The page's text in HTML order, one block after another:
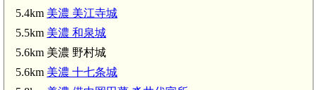
5.4km 美濃 美江寺城
5.5km 美濃 和泉城
5.6km 美濃 野村城
5.6km 美濃 十七条城